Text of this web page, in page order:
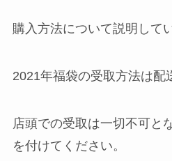
購入方法について説明して
2021年福袋の受取方法は配
店頭での受取は一切不可と
を付けてください。